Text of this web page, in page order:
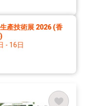
產技術展 2026 (香
- 16日